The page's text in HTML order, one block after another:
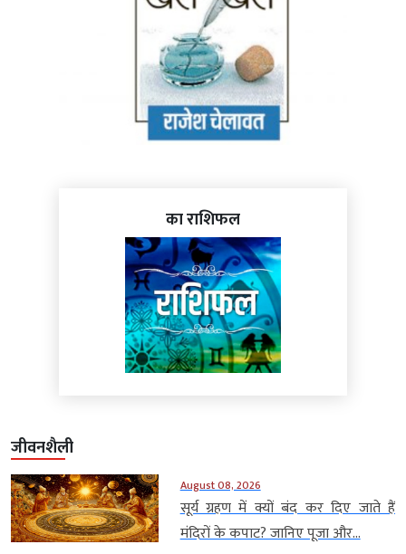
का राशिफल
जीवनशैली
August 08, 2026
सूर्य ग्रहण में क्यों बंद कर दिए जाते हैं
मंदिरों के कपाट? जानिए पूजा और...